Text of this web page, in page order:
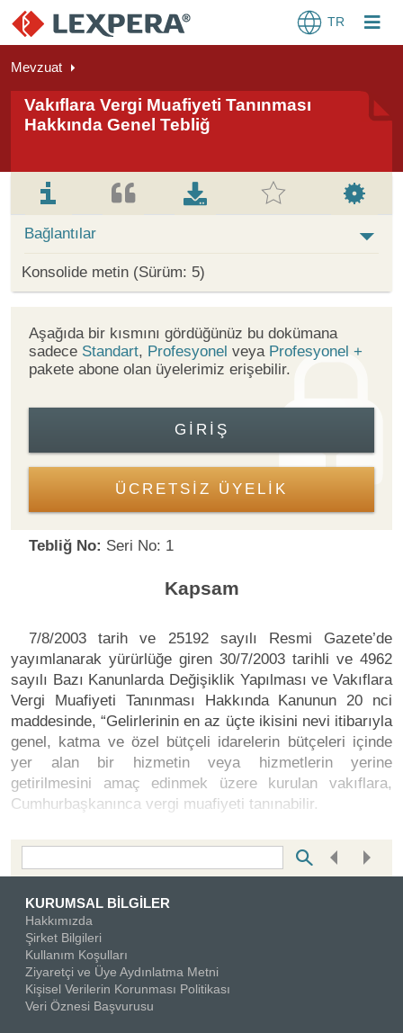
TR
Mevzuat
Vakıflara Vergi Muafiyeti Tanınması
Hakkında Genel Tebliğ
Bağlantılar
Konsolide metin (Sürüm: 5)
Aşağıda bir kısmını gördüğünüz bu dokümana
sadece Standart, Profesyonel veya Profesyonel +
pakete abone olan üyelerimiz erişebilir.
GIRIŞ
ÜCRETSİZ ÜYELİK
Tebliğ No: Seri No: 1
Kapsam
7/8/2003 tarih ve 25192 sayılı Resmi Gazete’de
yayımlanarak yürürlüğe giren 30/7/2003 tarihli ve 4962
sayılı Bazı Kanunlarda Değişiklik Yapılması ve Vakıflara
Vergi Muafiyeti Tanınması Hakkında Kanunun 20 nci
maddesinde, “Gelirlerinin en az üçte ikisini nevi itibarıyla
genel, katma ve özel bütçeli idarelerin bütçeleri içinde
yer alan bir hizmetin veya hizmetlerin yerine
getirilmesini amaç edinmek üzere kurulan vakıflara,
Cumhurbaşkanınca vergi muafiyeti tanınabilir.
KURUMSAL BİLGİLER
Hakkımızda
Şirket Bilgileri
Kullanım Koşulları
Ziyaretçi ve Üye Aydınlatma Metni
Kişisel Verilerin Korunması Politikası
Veri Öznesi Başvurusu